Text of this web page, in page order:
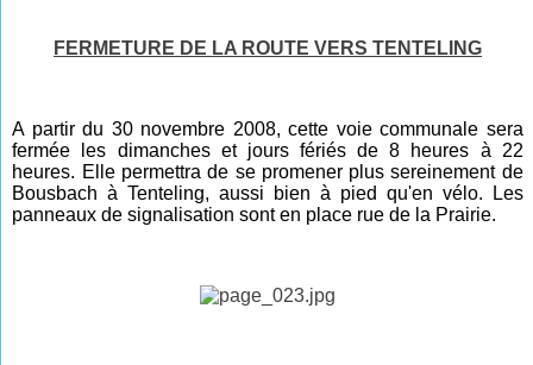
FERMETURE DE LA ROUTE VERS TENTELING
A partir du 30 novembre 2008, cette voie communale sera
fermée les dimanches et jours fériés de 8 heures à 22
heures. Elle permettra de se promener plus sereinement de
Bousbach à Tenteling, aussi bien à pied qu'en vélo. Les
panneaux de signalisation sont en place rue de la Prairie.